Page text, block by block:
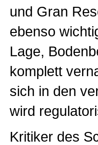
und Gran
ebenso
Lage,
komplett
sich in den
wird
Kritiker des